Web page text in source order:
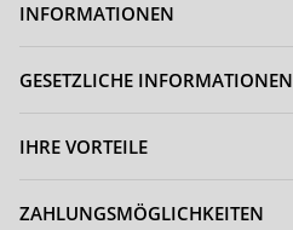
INFORMATIONEN
GESETZLICHE INFORMATIONEN
IHRE VORTEILE
ZAHLUNGSMÖGLICHKEITEN